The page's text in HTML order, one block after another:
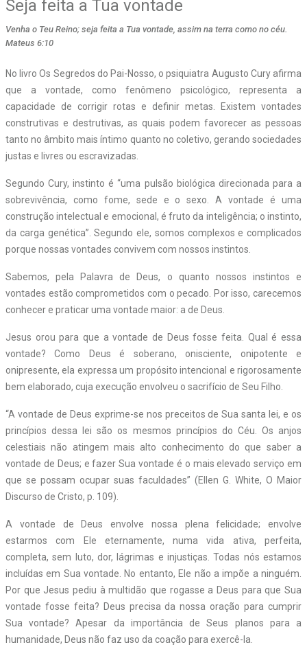
Seja feita a Tua vontade
Venha o Teu Reino; seja feita a Tua vontade, assim na terra como no céu.
Mateus 6:10
No livro Os Segredos do Pai-Nosso, o psiquiatra Augusto Cury afirma
que a vontade, como fenômeno psicológico, representa a
capacidade de corrigir rotas e definir metas. Existem vontades
construtivas e destrutivas, as quais podem favorecer as pessoas
tanto no âmbito mais íntimo quanto no coletivo, gerando sociedades
justas e livres ou escravizadas.
Segundo Cury, instinto é “uma pulsão biológica direcionada para a
sobrevivência, como fome, sede e o sexo. A vontade é uma
construção intelectual e emocional, é fruto da inteligência; o instinto,
da carga genética”. Segundo ele, somos complexos e complicados
porque nossas vontades convivem com nossos instintos.
Sabemos, pela Palavra de Deus, o quanto nossos instintos e
vontades estão comprometidos com o pecado. Por isso, carecemos
conhecer e praticar uma vontade maior: a de Deus.
Jesus orou para que a vontade de Deus fosse feita. Qual é essa
vontade? Como Deus é soberano, onisciente, onipotente e
onipresente, ela expressa um propósito intencional e rigorosamente
bem elaborado, cuja execução envolveu o sacrifício de Seu Filho.
“A vontade de Deus exprime-se nos preceitos de Sua santa lei, e os
princípios dessa lei são os mesmos princípios do Céu. Os anjos
celestiais não atingem mais alto conhecimento do que saber a
vontade de Deus; e fazer Sua vontade é o mais elevado serviço em
que se possam ocupar suas faculdades” (Ellen G. White, O Maior
Discurso de Cristo, p. 109).
A vontade de Deus envolve nossa plena felicidade; envolve
estarmos com Ele eternamente, numa vida ativa, perfeita,
completa, sem luto, dor, lágrimas e injustiças. Todas nós estamos
incluídas em Sua vontade. No entanto, Ele não a impõe a ninguém.
Por que Jesus pediu à multidão que rogasse a Deus para que Sua
vontade fosse feita? Deus precisa da nossa oração para cumprir
Sua vontade? Apesar da importância de Seus planos para a
humanidade, Deus não faz uso da coação para exercê-la.